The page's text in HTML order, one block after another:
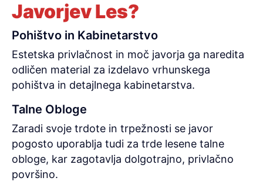
Javorjev Les?
Pohištvo in Kabinetarstvo
Estetska privlačnost in moč javorja ga naredita
odličen material za izdelavo vrhunskega
pohištva in detajlnega kabinetarstva.
Talne Obloge
Zaradi svoje trdote in trpežnosti se javor
pogosto uporablja tudi za trde lesene talne
obloge, kar zagotavlja dolgotrajno, privlačno
površino.